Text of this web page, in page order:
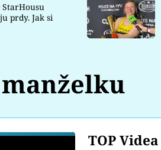
StarHousu
prdy. Jak si
TOP Videa